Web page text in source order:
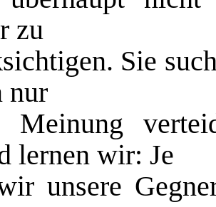
zu
Sie
nur
Meinung
lernen wir: Je
unsere